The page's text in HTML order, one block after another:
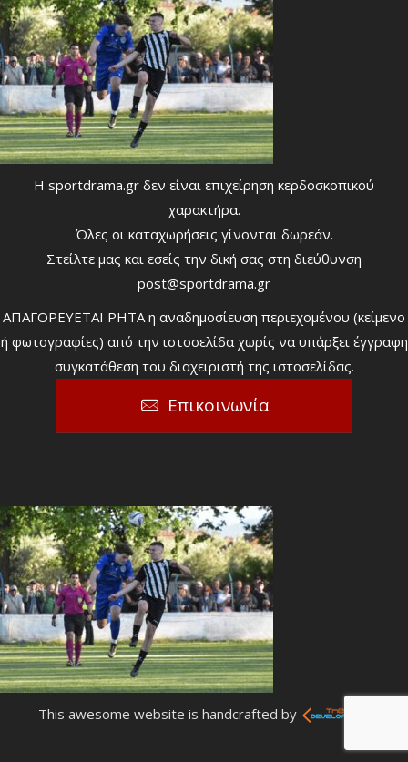
Η sportdrama.gr δεν είναι επιχείρηση κερδοσκοπικού
χαρακτήρα.
Όλες οι καταχωρήσεις γίνονται δωρεάν.
Στείλτε μας και εσείς την δική σας στη διεύθυνση
post@sportdrama.gr
ΑΠΑΓΟΡΕΥΕΤΑΙ ΡΗΤΑ η αναδημοσίευση περιεχομένου (κείμενο
ή φωτογραφίες) από την ιστοσελίδα χωρίς να υπάρξει έγγραφη
συγκατάθεση του διαχειριστή της ιστοσελίδας.
Επικοινωνία
This awesome website is handcrafted by